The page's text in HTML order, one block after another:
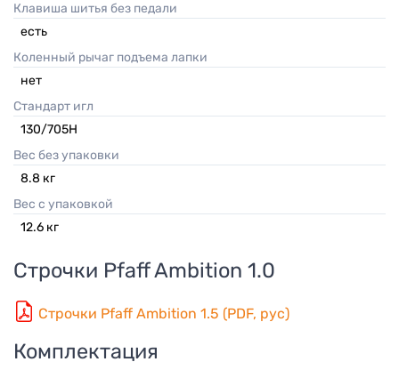
Клавиша шитья без педали
есть
Коленный рычаг подъема лапки
нет
Стандарт игл
130/705H
Вес без упаковки
8.8 кг
Вес с упаковкой
12.6 кг
Строчки Pfaff Ambition 1.0
Строчки Pfaff Ambition 1.5 (PDF, рус)
Комплектация